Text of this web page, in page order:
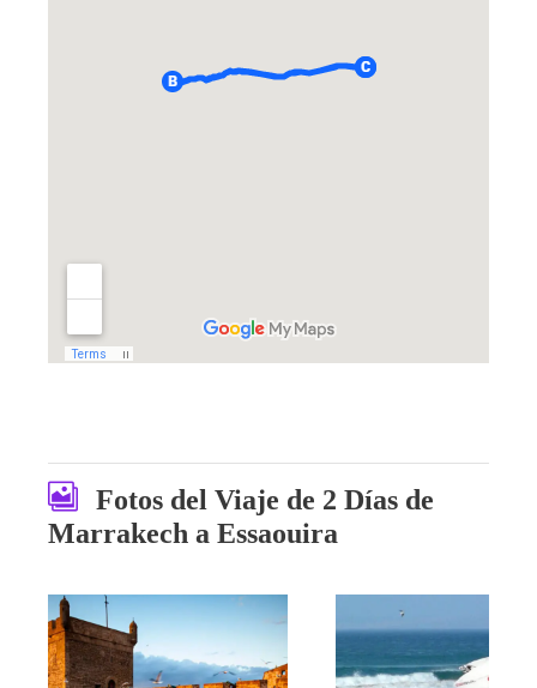
Fotos del Viaje de 2 Días de
Marrakech a Essaouira